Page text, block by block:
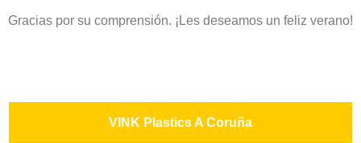
Gracias por su comprensión. ¡Les deseamos un feliz verano!
VINK Plastics A Coruña